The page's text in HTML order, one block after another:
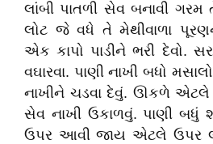
લાંબી પાતળી સેવ બનાવી ગરમ
લોટ જે વધે તે મેથીવાળા
એક કાપો પાડીને ભરી દેવો.
વઘારવા. પાણી નાખી બધો
નાખીને ચડવા દેવું. ઊકળે એટલે
સેવ નાખી ઉકાળવું. પાણી બધું
ઉપર આવી જાય એટલે ઉપર